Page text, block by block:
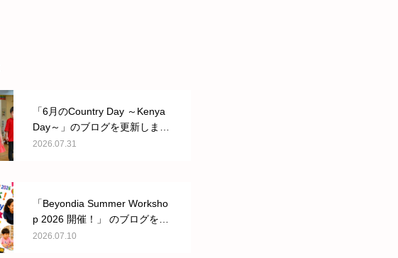
「6月のCountry Day ～Kenya
Day～」のブログを更新しまし
た。
2026.07.31
「Beyondia Summer Worksho
p 2026 開催！」 のブログを更
新しました。
2026.07.10